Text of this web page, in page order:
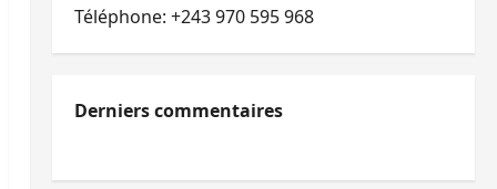
Téléphone: +243 970 595 968
Derniers commentaires